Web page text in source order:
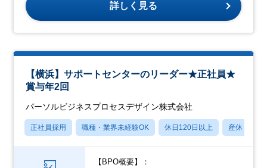
詳しく見る
【横浜】サポートセンターのリーダー★正社員★
賞与年2回
パーソルビジネスプロセスデザイン株式会社
正社員採用 職種・業界未経験OK 休日120日以上 産休・育休
【BPO概要】：